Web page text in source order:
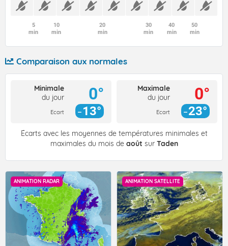
5
min
10
min
20
min
30
min
40
min
50
min
Comparaison aux normales
Minimale
du jour
Ecart
0°
13°
Maximale
du jour
Ecart
0°
23°
Écarts avec les moyennes de températures minimales et
maximales du mois de août sur Taden
ANIMATION RADAR ANIMATION SATELLITE